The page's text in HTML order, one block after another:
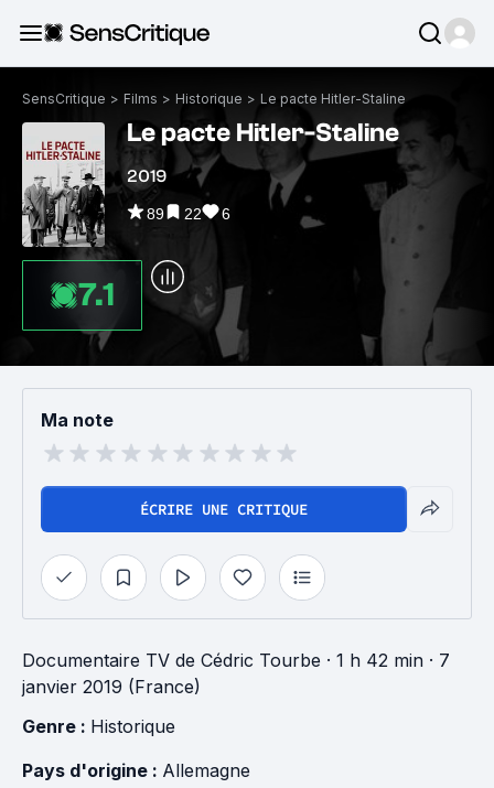
SensCritique > Films > Historique > Le pacte Hitler-Staline
Le pacte Hitler-Staline
2019
89 22 6
7.1
Ma note
ÉCRIRE UNE CRITIQUE
Documentaire TV de Cédric Tourbe · 1 h 42 min · 7
janvier 2019 (France)
Genre : Historique
Pays d'origine : Allemagne